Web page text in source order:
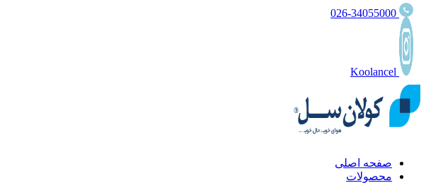
صفحه اصلی
محصولات